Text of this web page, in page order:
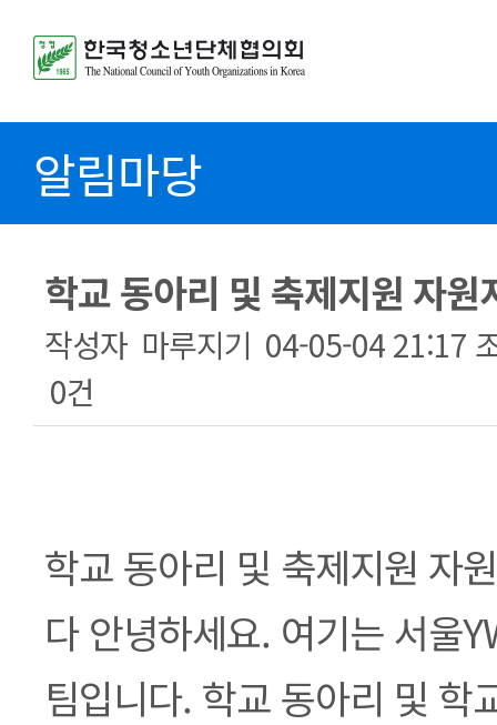
알림마당
학교 동아리 및 축제지원 자원
작성자 마루지기 04-05-04 21:17
0건
본문
학교 동아리 및 축제지원 자
다 안녕하세요. 여기는 서울
팀입니다. 학교 동아리 및 학